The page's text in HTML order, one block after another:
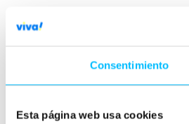
Consentimiento
Esta página web usa cookies